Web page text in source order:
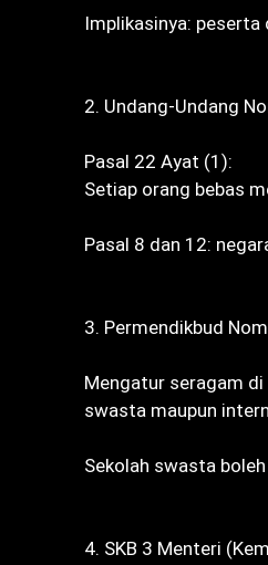
‎Implikasinya: peserta
‎2. Undang-Undang
‎Pasal 22 Ayat (1):
‎Setiap orang bebas
‎Pasal 8 dan 12:
‎3. Permendikbud
‎Mengatur seragam
swasta maupun
‎Sekolah swasta
‎4. SKB 3 Menteri